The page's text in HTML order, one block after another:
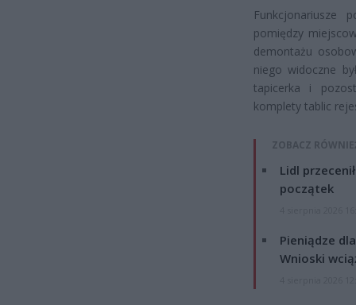
Funkcjonariusze
pomiędzy
demontażu
niego widoczne
tapicerka i
komplety tablic
ZOBACZ
Lidl
początek
Pieniądze
Wnioski